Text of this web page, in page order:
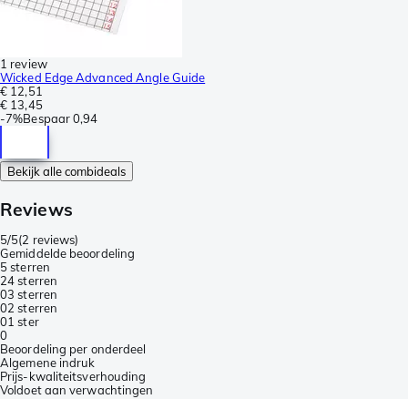
1 review
Wicked Edge Advanced Angle Guide
€ 12,51
€ 13,45
-7%Bespaar0,94
Bekijk alle combideals
Reviews
5/5(2 reviews)
Gemiddelde beoordeling
5 sterren
24 sterren
03 sterren
02 sterren
01 ster
0
Beoordeling per onderdeel
Algemene indruk
Prijs-kwaliteitsverhouding
Voldoet aan verwachtingen